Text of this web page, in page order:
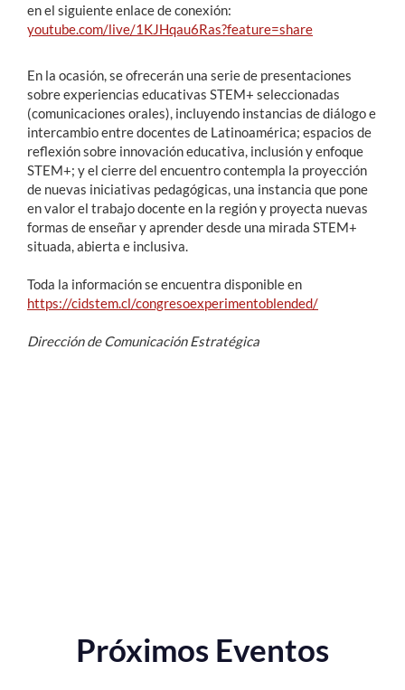
en el siguiente enlace de conexión:
youtube.com/live/1KJHqau6Ras?feature=share
En la ocasión, se ofrecerán una serie de presentaciones
sobre experiencias educativas STEM+ seleccionadas
(comunicaciones orales), incluyendo instancias de diálogo e
intercambio entre docentes de Latinoamérica; espacios de
reflexión sobre innovación educativa, inclusión y enfoque
STEM+; y el cierre del encuentro contempla la proyección
de nuevas iniciativas pedagógicas, una instancia que pone
en valor el trabajo docente en la región y proyecta nuevas
formas de enseñar y aprender desde una mirada STEM+
situada, abierta e inclusiva.
Toda la información se encuentra disponible en
https://cidstem.cl/congresoexperimentoblended/
Dirección de Comunicación Estratégica
Próximos Eventos